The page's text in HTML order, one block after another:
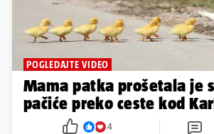
POGLEDAJTE VIDEO
Mama patka prošetala je
pačiće preko ceste kod
4